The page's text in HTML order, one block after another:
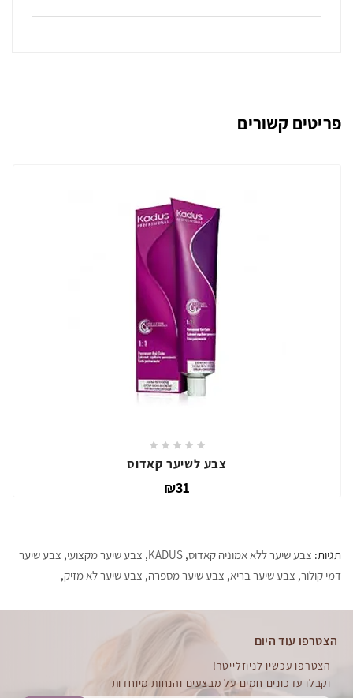
פריטים קשורים
צבע לשיער קאדוס
₪31
תגיות: צבע שיער ללא אמוניה קאדוס,
KADUS
, צבע שיער מקצועי, צבע שיער
דמי קולור, צבע שיער בריא, צבע שיער מספרה, צבע שיער לא מזיק,
הצטרפו עוד היום
הצטרפו עכשיו לניוזלייטר!
וקבלו עדכונים חמים על מבצעים והנחות מיוחדות